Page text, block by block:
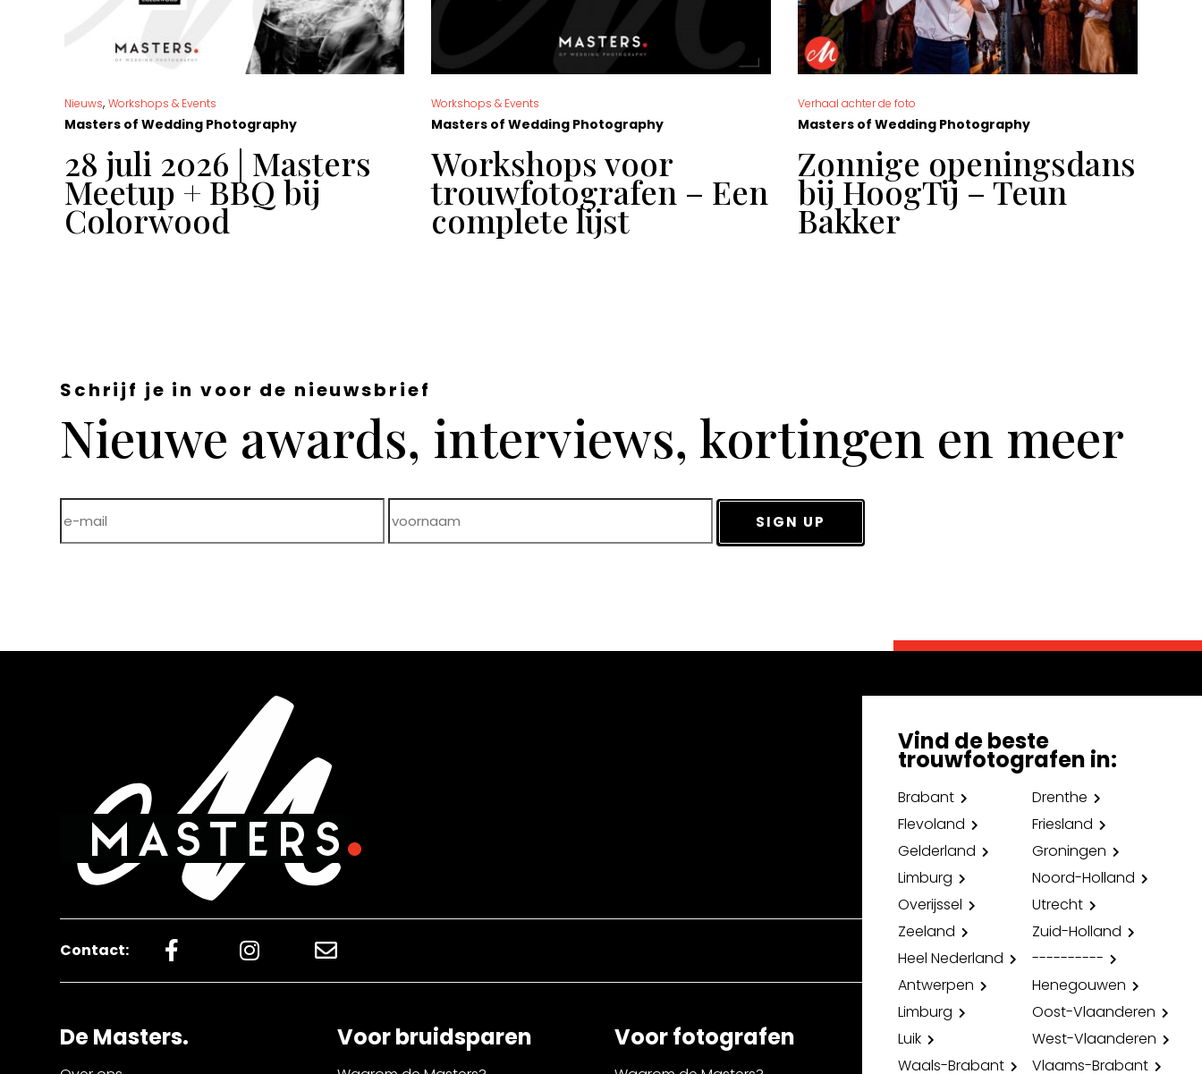
Nieuws, Workshops & Events
Masters of Wedding Photography
28 juli 2026 | Masters
Meetup + BBQ bij
Colorwood
Workshops & Events
Masters of Wedding Photography
Workshops voor
trouwfotografen – Een
complete lijst
Verhaal achter de foto
Masters of Wedding Photography
Zonnige openingsdans
bij HoogTij – Teun
Bakker
Schrijf je in voor de nieuwsbrief
Nieuwe awards, interviews, kortingen en meer
SIGN UP
Contact:
De Masters. Voor bruidsparen Voor fotografen
Vind de beste
trouwfotografen in:
Brabant
Drenthe
Flevoland
Friesland
Gelderland
Groningen
Limburg
Noord-Holland
Overijssel
Utrecht
Zeeland
Zuid-Holland
Heel Nederland
----------
Antwerpen
Henegouwen
Limburg
Oost-Vlaanderen
Luik
West-Vlaanderen
Waals-Brabant
Vlaams-Brabant